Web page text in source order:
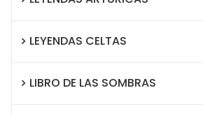
LEYENDAS CELTAS
LIBRO DE LAS SOMBRAS